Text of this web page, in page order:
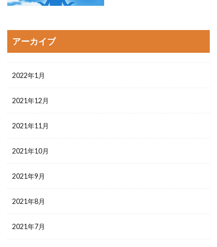
アーカイブ
2022年1月
2021年12月
2021年11月
2021年10月
2021年9月
2021年8月
2021年7月